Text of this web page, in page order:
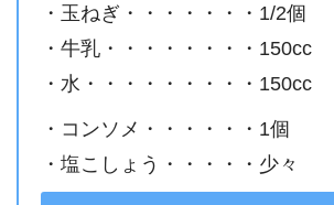
・玉ねぎ・・・・・・・1/2個
・牛乳・・・・・・・・150cc
・水・・・・・・・・・150cc
・コンソメ・・・・・・1個
・塩こしょう・・・・・少々